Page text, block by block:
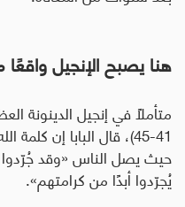
هنا يصبح الإنجيل
متأملًا في إنجيل الدينونة
41-45 )، قال البابا إن كلمة
حيث يصل الناس «وقد
يُجرّدوا أبدًا من كرامتهم».